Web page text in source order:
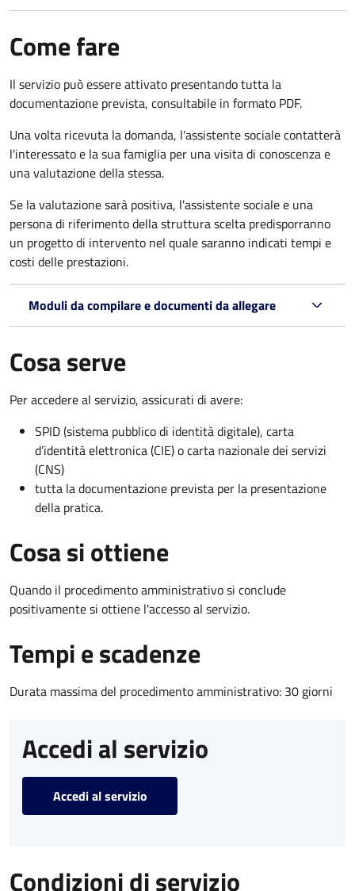
Come fare
Il servizio può essere attivato presentando tutta la
documentazione prevista, consultabile in formato PDF.
Una volta ricevuta la domanda, l'assistente sociale contatterà
l'interessato e la sua famiglia per una visita di conoscenza e
una valutazione della stessa.
Se la valutazione sarà positiva, l'assistente sociale e una
persona di riferimento della struttura scelta predisporranno
un progetto di intervento nel quale saranno indicati tempi e
costi delle prestazioni.
Moduli da compilare e documenti da allegare
Cosa serve
Per accedere al servizio, assicurati di avere:
SPID (sistema pubblico di identità digitale), carta
d’identità elettronica (CIE) o carta nazionale dei servizi
(CNS)
tutta la documentazione prevista per la presentazione
della pratica.
Cosa si ottiene
Quando il procedimento amministrativo si conclude
positivamente si ottiene l'accesso al servizio.
Tempi e scadenze
Durata massima del procedimento amministrativo: 30 giorni
Accedi al servizio
Accedi al servizio
Condizioni di servizio